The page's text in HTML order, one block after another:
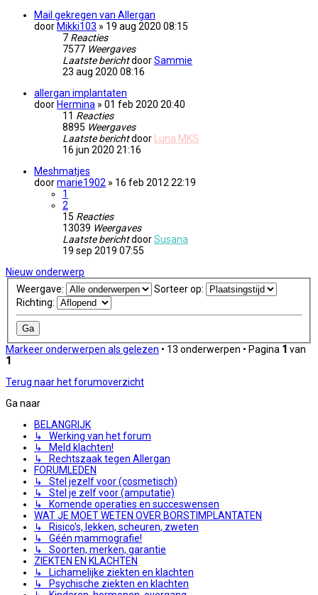
Mail gekregen van Allergan
door Mikki103 » 19 aug 2020 08:15
7 Reacties
7577 Weergaves
Laatste berichtdoorSammie
23 aug 2020 08:16
allergan implantaten
door Hermina » 01 feb 2020 20:40
11 Reacties
8895 Weergaves
Laatste berichtdoor
Luna MKS
16 jun 2020 21:16
Meshmatjes
doormarie1902 » 16 feb 2012 22:19
1
2
15 Reacties
13039 Weergaves
Laatste berichtdoorSusana
19 sep 2019 07:55
Nieuw onderwerp
Weergave:
Sorteer op:
Richting:
Markeer onderwerpen als gelezen • 13 onderwerpen • Pagina 1 van
1
Terug naar het forumoverzicht
Ga naar
BELANGRIJK
↳ Werking van het forum
↳ Meld klachten!
↳ Rechtszaak tegen Allergan
FORUMLEDEN
↳ Stel jezelf voor (cosmetisch)
↳ Stel je zelf voor (amputatie)
↳ Komende operaties en succeswensen
WAT JE MOET WETEN OVER BORSTIMPLANTATEN
↳ Risico's, lekken, scheuren, zweten
↳ Géén mammografie!
↳ Soorten, merken, garantie
ZIEKTEN EN KLACHTEN
↳ Lichamelijke ziekten en klachten
↳ Psychische ziekten en klachten